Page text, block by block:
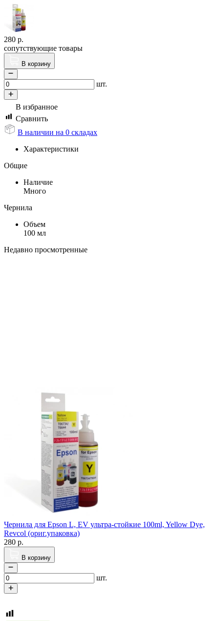
280 р.
сопутствующие товары
В корзину
шт.
В избранное
Сравнить
В наличии на 0 складах
Характеристики
Общие
Наличие
Много
Чернила
Объем
100 мл
Недавно просмотренные
Чернила для Epson L, EV ультра-стойкие 100ml, Yellow Dye,
Revcol (ориг.упаковка)
280 р.
В корзину
шт.